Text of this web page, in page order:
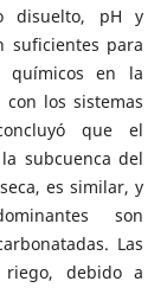
disuelto, pH y
suficientes para
químicos en la
los sistemas
que el
subcuenca del
es similar, y
son
Las
riego, debido a